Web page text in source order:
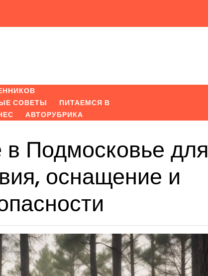
СОВЕТЫ
ПИТАЕМСЯ В
АВТОРУБРИКА
Подмосковье для
оснащение и